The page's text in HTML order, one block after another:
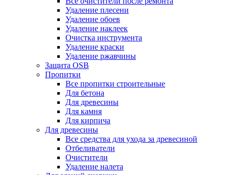
Удаление плесени
Удаление обоев
Удаление наклеек
Очистка инструмента
Удаление краски
Удаление ржавчины
Защита OSB
Пропитки
Все пропитки строительные
Для бетона
Для древесины
Для камня
Для кирпича
Для древесины
Все средства для ухода за древесиной
Отбеливатели
Очистители
Удаление налета